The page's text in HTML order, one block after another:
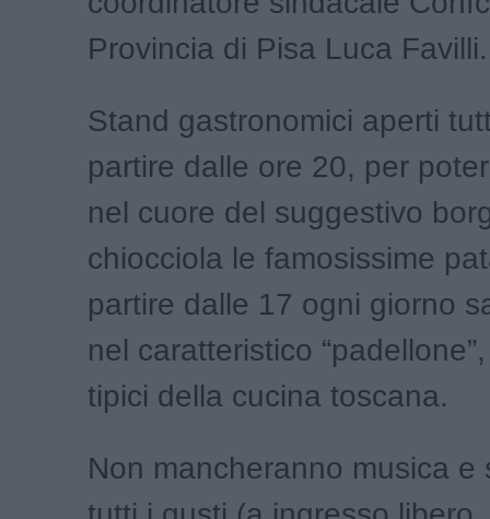
Provincia di Pisa Luca Favilli.
Stand gastronomici aperti
partire dalle ore 20, per
nel cuore del suggestivo
chiocciola le famosissime
partire dalle 17 ogni giorno
nel caratteristico
tipici della cucina toscana.
Non mancheranno musica e